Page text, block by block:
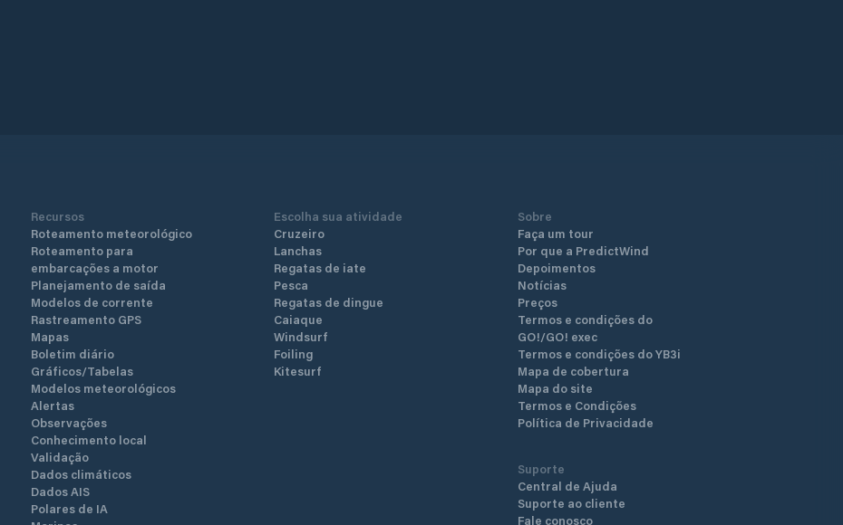
Recursos
Roteamento meteorológico
Roteamento para
embarcações a motor
Planejamento de saída
Modelos de corrente
Rastreamento GPS
Mapas
Boletim diário
Gráficos/Tabelas
Modelos meteorológicos
Alertas
Observações
Conhecimento local
Validação
Dados climáticos
Dados AIS
Polares de IA
Escolha sua atividade
Cruzeiro
Lanchas
Regatas de iate
Pesca
Regatas de dingue
Caiaque
Windsurf
Foiling
Kitesurf
Sobre
Faça um tour
Por que a PredictWind
Depoimentos
Notícias
Preços
Termos e condições do
GO!/GO! exec
Termos e condições do YB3i
Mapa de cobertura
Mapa do site
Termos e Condições
Política de Privacidade
Suporte
Central de Ajuda
Suporte ao cliente
Fale conosco